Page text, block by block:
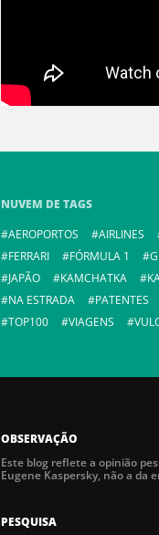
NUVEM DE TAGS
AEROPORTOS
AIRLINES
FERRARI
FÓRMULA 1
JAPÃO
KAMCHATKA
NA ESTRADA
PATENTES
TOP100
VIAGENS
OBSERVAÇÃO
Este blog reflete a opinião
Eugene Kaspersky, não a da
PESQUISA